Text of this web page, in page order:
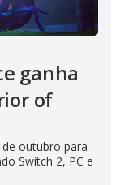
ganha
of
outubro para
Switch 2, PC e